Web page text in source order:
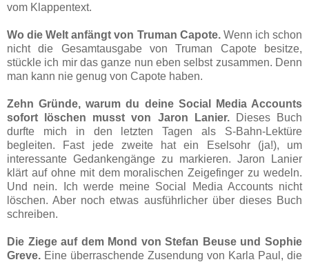
vom Klappentext.
Wo die Welt anfängt von Truman Capote. Wenn ich schon
nicht die Gesamtausgabe von Truman Capote besitze,
stückle ich mir das ganze nun eben selbst zusammen. Denn
man kann nie genug von Capote haben.
Zehn Gründe, warum du deine Social Media Accounts
sofort löschen musst von Jaron Lanier.
Dieses Buch
durfte mich in den letzten Tagen als S-Bahn-Lektüre
begleiten. Fast jede zweite hat ein Eselsohr (ja!), um
interessante Gedankengänge zu markieren. Jaron Lanier
klärt auf ohne mit dem moralischen Zeigefinger zu wedeln.
Und nein. Ich werde meine Social Media Accounts nicht
löschen. Aber noch etwas ausführlicher über dieses Buch
schreiben.
Die Ziege auf dem Mond von Stefan Beuse und Sophie
Greve. Eine überraschende Zusendung von Karla Paul, die